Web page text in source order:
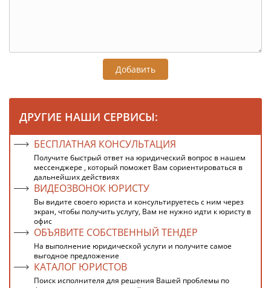
Добавить
ДРУГИЕ НАШИ СЕРВИСЫ:
БЕСПЛАТНАЯ КОНСУЛЬТАЦИЯ
Получите быстрый ответ на юридический вопрос в нашем
мессенджере , который поможет Вам сориентироваться в
дальнейших действиях
ВИДЕОЗВОНОК ЮРИСТУ
Вы видите своего юриста и консультируетесь с ним через
экран, чтобы получить услугу, Вам не нужно идти к юристу в
офис
ОБЪЯВИТЕ СОБСТВЕННЫЙ ТЕНДЕР
На выполнение юридической услуги и получите самое
выгодное предложение
КАТАЛОГ ЮРИСТОВ
Поиск исполнителя для решения Вашей проблемы по